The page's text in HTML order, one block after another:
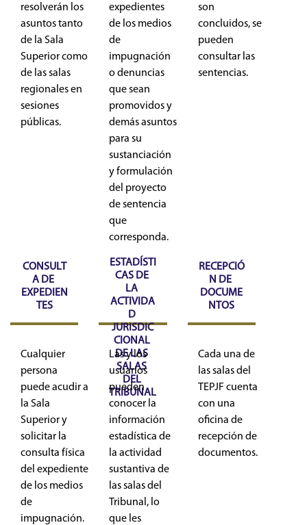
resolverán los
asuntos tanto
de la Sala
Superior como
de las salas
regionales en
sesiones
públicas.
expedientes
de los medios
de
impugnación
o denuncias
que sean
promovidos y
demás asuntos
para su
sustanciación
y formulación
del proyecto
de sentencia
que
corresponda.
son
concluidos, se
pueden
consultar las
sentencias.
CONSULT
A DE
EXPEDIEN
TES
Cualquier
persona
puede acudir a
la Sala
Superior y
solicitar la
consulta física
del expediente
de los medios
de
impugnación.
ESTADÍSTI
CAS DE
LA
ACTIVIDA
D
JURISDIC
CIONAL
DE LAS
SALAS
DEL
TRIBUNAL
Las y los
usuarios
pueden
conocer la
información
estadística de
la actividad
sustantiva de
las salas del
Tribunal, lo
que les
RECEPCIÓ
N DE
DOCUME
NTOS
Cada una de
las salas del
TEPJF cuenta
con una
oficina de
recepción de
documentos.